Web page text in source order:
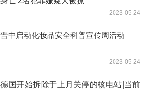
2023-05-24
晋中启动化妆品安全科普宣传周活动
2023-05-24
德国开始拆除于上月关停的核电站|当前